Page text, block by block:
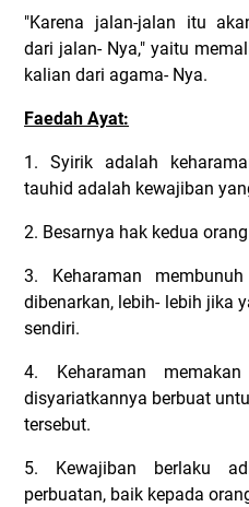
"Karena jalan-jalan itu
dari jalan- Nya," yaitu
kalian dari agama- Nya.
Faedah Ayat:
1. Syirik adalah
tauhid adalah kewajiban
2. Besarnya hak kedua
3. Keharaman
dibenarkan, lebih- lebih jika
sendiri.
4. Keharaman
disyariatkannya berbuat
tersebut.
5. Kewajiban berlaku
perbuatan, baik kepada